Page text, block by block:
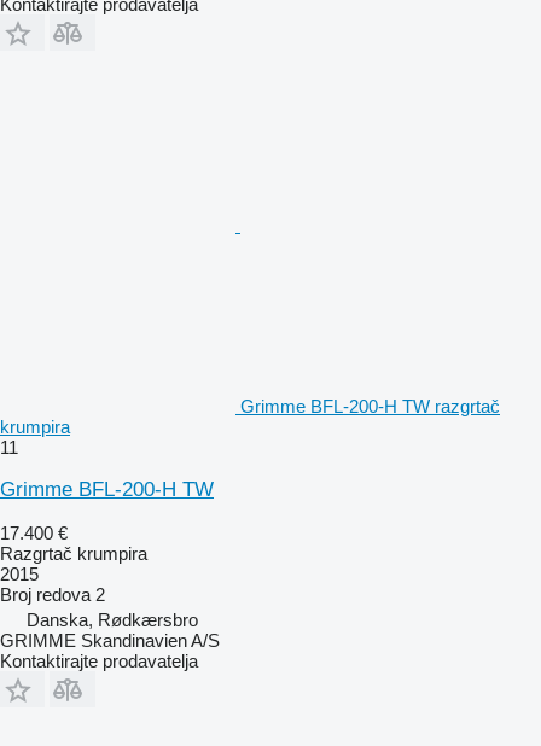
Grimme BFL-200-H TW razgrtač
krumpira
11
Grimme BFL-200-H TW
17.400 €
Razgrtač krumpira
2015
Broj redova 2
Danska, Rødkærsbro
GRIMME Skandinavien A/S
Kontaktirajte prodavatelja